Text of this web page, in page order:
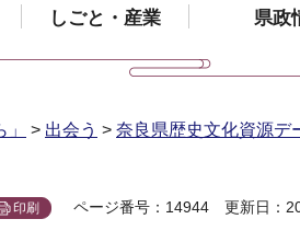
しごと・産業 県政
> 出会う > 奈良県歴史文化資源デ
印刷 ページ番号：14944 更新日：